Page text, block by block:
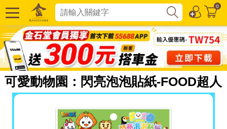
0
可愛動物園：閃亮泡泡貼紙-FOOD超人